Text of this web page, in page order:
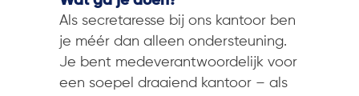
Als secretaresse bij ons kantoor ben
je méér dan alleen ondersteuning.
Je bent medeverantwoordelijk voor
een soepel draaiend kantoor – als